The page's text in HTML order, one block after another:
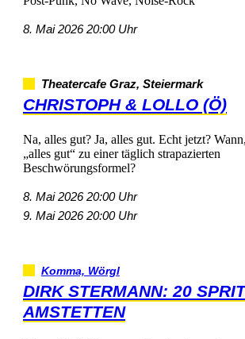
8.Mai202620:00Uhr
TheatercafeGraz,Steiermark
CHRISTOPH&LOLLO(Ö)
„allesgut“zueinertäglichstrapazierten
Beschwörungsformel?
8.Mai202620:00Uhr
9.Mai202620:00Uhr
Komma,Wörgl
AMSTETTEN